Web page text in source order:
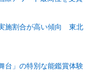
施割合が高い傾向 東北
台」の特別な能鑑賞体験